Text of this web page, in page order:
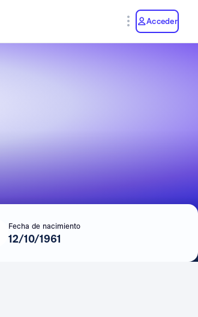
Acceder
Fecha de nacimiento
12/10/1961